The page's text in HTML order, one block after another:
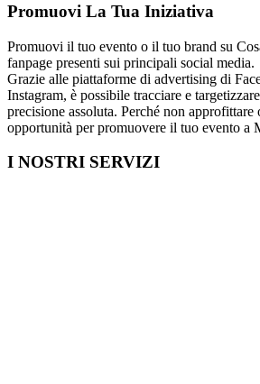
Promuovi La Tua Iniziativa
Promuovi il tuo evento o il tuo brand su
fanpage presenti sui principali social media.
Grazie alle piattaforme di advertising di
Instagram, è possibile tracciare e
precisione assoluta. Perché non approfittare
opportunità per promuovere il tuo evento a
I NOSTRI SERVIZI